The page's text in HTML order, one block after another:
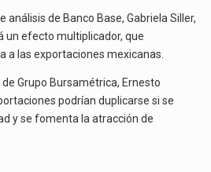
análisis de Banco Base, Gabriela Siller,
un efecto multiplicador, que
a las exportaciones mexicanas.
Grupo Bursamétrica, Ernesto
podrían duplicarse si se
y se fomenta la atracción de